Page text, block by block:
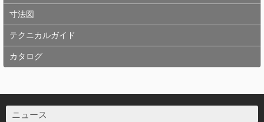
寸法図
テクニカルガイド
カタログ
ニュース